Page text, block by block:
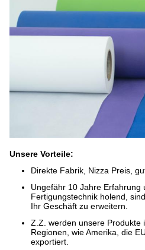
Unsere Vorteile:
Direkte Fabrik, Nizza Preis,
Ungefähr 10 Jahre Erfahrung
Fertigungstechnik holend,
Ihr Geschäft zu erweitern.
Z.Z. werden unsere Produkte
Regionen, wie Amerika, die
exportiert